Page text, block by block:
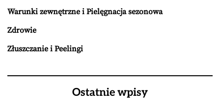
Warunki zewnętrzne i Pielęgnacja sezonowa
Zdrowie
Złuszczanie i Peelingi
Ostatnie wpisy